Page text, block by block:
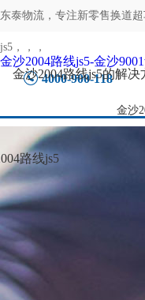
东泰物流，专注新零售换道
js5 ，，，
4000-900-118
金沙
金沙2004路线js5-金沙
金沙2004路线js5的解决
路线js5